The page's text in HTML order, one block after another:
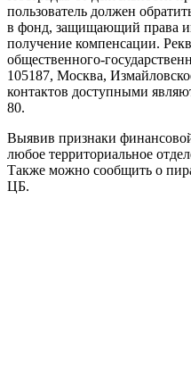
пользователь должен
в фонд, защищающий права
получение компенсации.
общественного-
105187, Москва,
контактов доступными
80.
Выявив признаки
любое территориальное
Также можно сообщить о
ЦБ.